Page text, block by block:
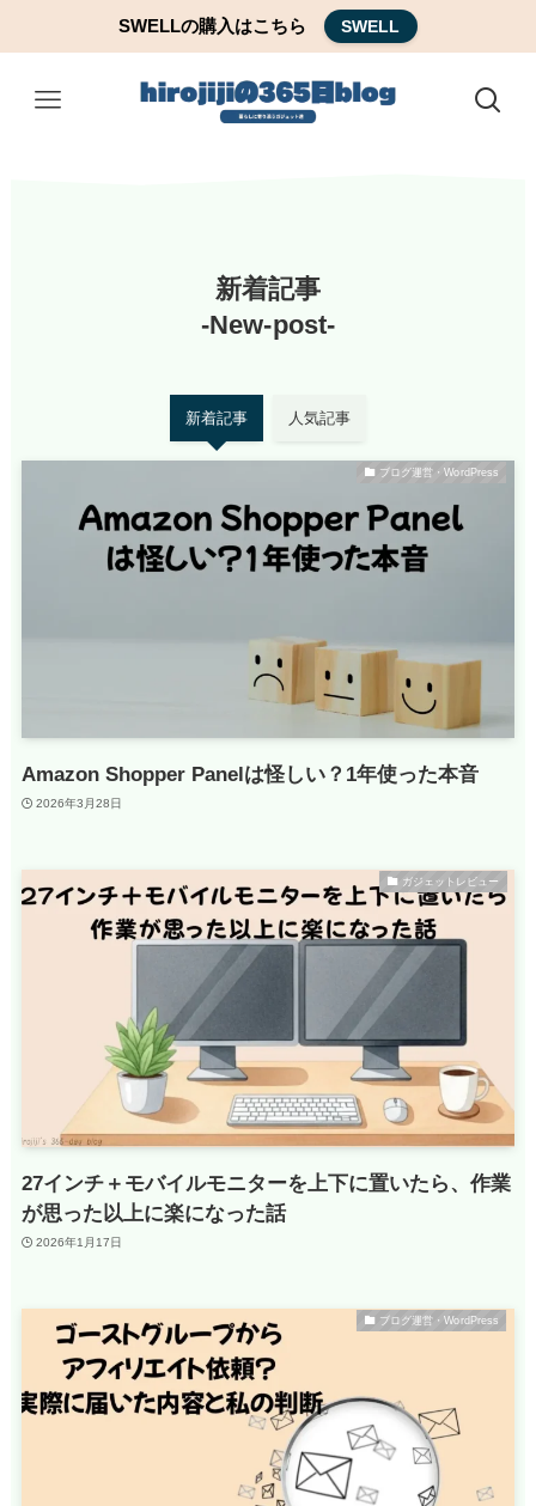
SWELLの購入はこちら SWELL
新着記事
-New-post-
新着記事 人気記事
ブログ運営・WordPress
Amazon Shopper Panelは怪しい？1年使った本音
2026年3月28日
ガジェットレビュー
27インチ＋モバイルモニターを上下に置いたら、作業
が思った以上に楽になった話
2026年1月17日
ブログ運営・WordPress